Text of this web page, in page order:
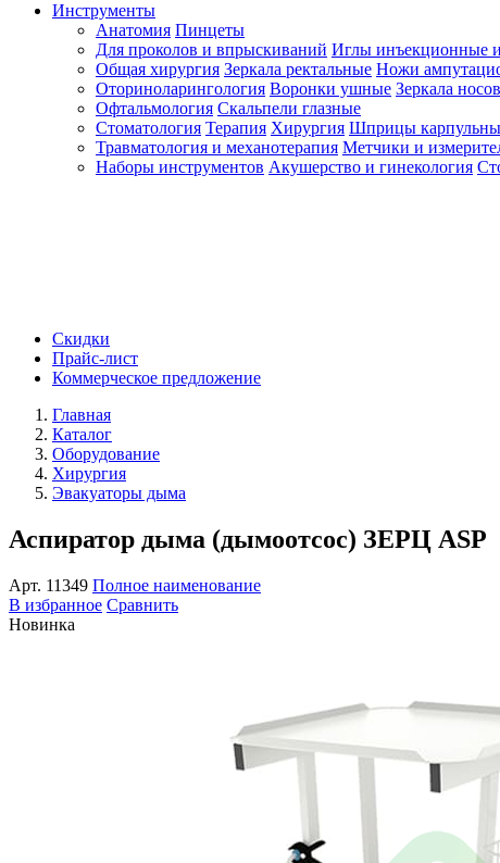
Инструменты
Анатомия Пинцеты
Для проколов и впрыскиваний Иглы инъекционные
Общая хирургия Зеркала ректальные Ножи
Оториноларингология Воронки ушные Зеркала
Офтальмология Скальпели глазные
Стоматология Терапия Хирургия Шприцы
Травматология и механотерапия Метчики и
Наборы инструментов Акушерство и гинекология
Скидки
Прайс-лист
Коммерческое предложение
Главная
Каталог
Оборудование
Хирургия
Эвакуаторы дыма
Аспиратор дыма (дымоотсос) ЗЕРЦ ASP
Арт. 11349 Полное наименование
В избранное Сравнить
Новинка